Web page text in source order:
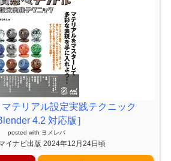
テリアル設定実践テクニック
4.2 対応版］
posted with ヨメレバ
イナビ出版 2024年12月24日頃